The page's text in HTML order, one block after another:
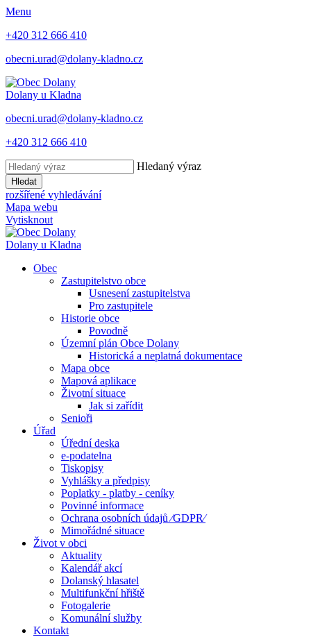
Menu
+420 312 666 410
obecni.urad@dolany-kladno.cz
Dolany u Kladna
obecni.urad@dolany-kladno.cz
+420 312 666 410
Hledaný výraz
Hledat
rozšířené vyhledávání
Mapa webu
Vytisknout
Dolany u Kladna
Obec
Zastupitelstvo obce
Usnesení zastupitelstva
Pro zastupitele
Historie obce
Povodně
Územní plán Obce Dolany
Historická a neplatná dokumentace
Mapa obce
Mapová aplikace
Životní situace
Jak si zařídit
Senioři
Úřad
Úřední deska
e-podatelna
Tiskopisy
Vyhlášky a předpisy
Poplatky - platby - ceníky
Povinné informace
Ochrana osobních údajů ⁄GDPR⁄
Mimořádné situace
Život v obci
Aktuality
Kalendář akcí
Dolanský hlasatel
Multifunkční hřiště
Fotogalerie
Komunální služby
Kontakt